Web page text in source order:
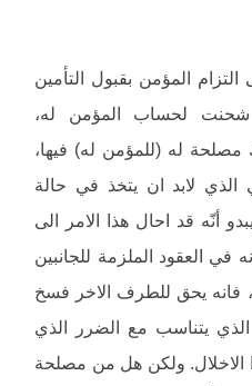
المؤمن بقبول التأمين
لحساب المؤمن له،
له (للمؤمن له) فيها،
الذي لابد ان يتخذ في حالة
أنّه قد احال هذا الامر الى
في العقود الملزمة للجانبين
فانه يحق للطرف الاخر فسخ
الذي يتناسب مع الضرر الذي
الاخلال. ولكن هل من مصلحة